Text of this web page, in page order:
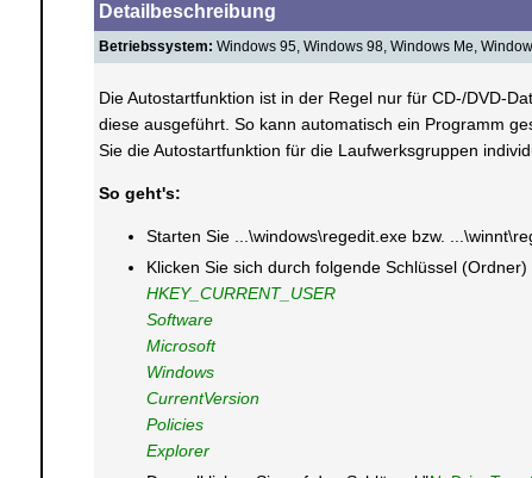
Detailbeschreibung
Betriebssystem: Windows 95, Windows 98, Windows Me,
Die Autostartfunktion ist in der Regel nur für CD-/DVD-
diese ausgeführt. So kann automatisch ein Programm
Sie die Autostartfunktion für die Laufwerksgruppen
So geht's:
Starten Sie ...\windows\regedit.exe bzw.
Klicken Sie sich durch folgende Schlüssel (Ordner)
HKEY_CURRENT_USER
Software
Microsoft
Windows
CurrentVersion
Policies
Explorer